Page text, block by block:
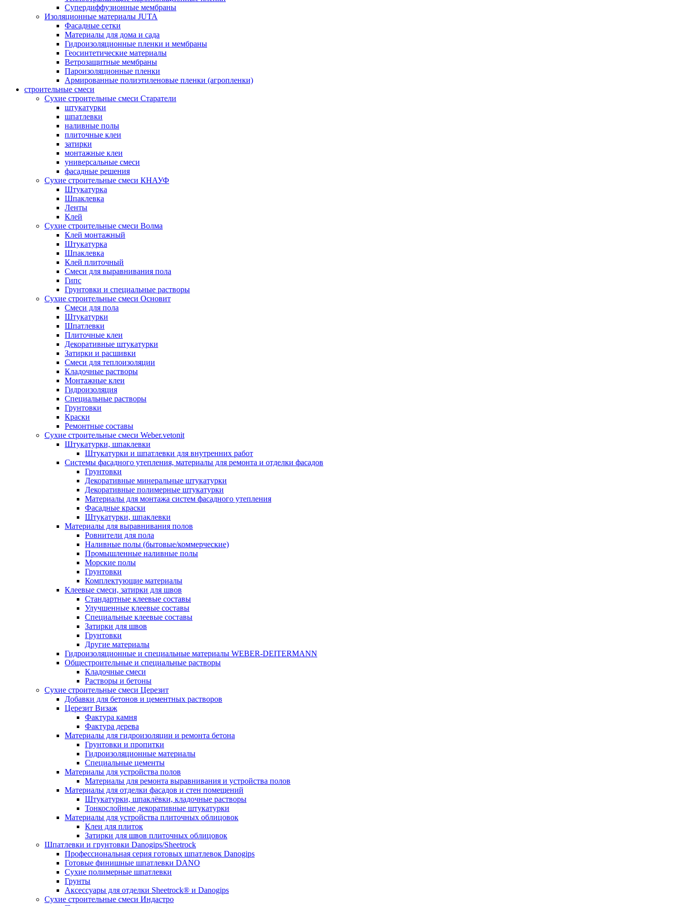
Супердиффузионные мембраны
Изоляционные материалы JUTA
Фасадные сетки
Материалы для дома и сада
Гидроизоляционные пленки и мембраны
Геосинтетические материалы
Ветрозащитные мембраны
Пароизоляционные пленки
Армированные полиэтиленовые пленки (агропленки)
строительные смеси
Сухие строительные смеси Старатели
штукатурки
шпатлевки
наливные полы
плиточные клеи
затирки
монтажные клеи
универсальные смеси
фасадные решения
Сухие строительные смеси КНАУФ
Штукатурка
Шпаклевка
Ленты
Клей
Сухие строительные смеси Волма
Клей монтажный
Штукатурка
Шпаклевка
Клей плиточный
Смеси для выравнивания пола
Гипс
Грунтовки и специальные растворы
Сухие строительные смеси Основит
Смеси для пола
Штукатурки
Шпатлевки
Плиточные клеи
Декоративные штукатурки
Затирки и расшивки
Смеси для теплоизоляции
Кладочные растворы
Монтажные клеи
Гидроизоляция
Специальные растворы
Грунтовки
Краски
Ремонтные составы
Сухие строительные смеси Weber.vetonit
Штукатурки, шпаклевки
Штукатурки и шпатлевки для внутренних работ
Системы фасадного утепления, материалы для ремонта и отделки фасадов
Грунтовки
Декоративные минеральные штукатурки
Декоративные полимерные штукатурки
Материалы для монтажа систем фасадного утепления
Фасадные краски
Штукатурки, шпаклевки
Материалы для выравнивания полов
Ровнители для пола
Наливные полы (бытовые/коммерческие)
Промышленные наливные полы
Морские полы
Грунтовки
Комплектующие материалы
Клеевые смеси, затирки для швов
Стандартные клеевые составы
Улучшенные клеевые составы
Специальные клеевые составы
Затирки для швов
Грунтовки
Другие материалы
Гидроизоляционные и специальные материалы WEBER-DEITERMANN
Общестроительные и специальные растворы
Кладочные смеси
Растворы и бетоны
Сухие строительные смеси Церезит
Добавки для бетонов и цементных растворов
Церезит Визаж
Фактура камня
Фактура дерева
Материалы для гидроизоляции и ремонта бетона
Грунтовки и пропитки
Гидроизоляционные материалы
Специальные цементы
Материалы для устройства полов
Материалы для ремонта выравнивания и устройства полов
Материалы для отделки фасадов и стен помещений
Штукатурки, шпаклёвки, кладочные растворы
Тонкослойные декоративные штукатурки
Материалы для устройства плиточных облицовок
Клеи для плиток
Затирки для швов плиточных облицовок
Шпатлевки и грунтовки Danogips/Sheetrock
Профессиональная серия готовых шпатлевок Danogips
Готовые финишные шпатлевки DANO
Сухие полимерные шпатлевки
Грунты
Аксессуары для отделки Sheetrock® и Danogips
Сухие строительные смеси Индастро